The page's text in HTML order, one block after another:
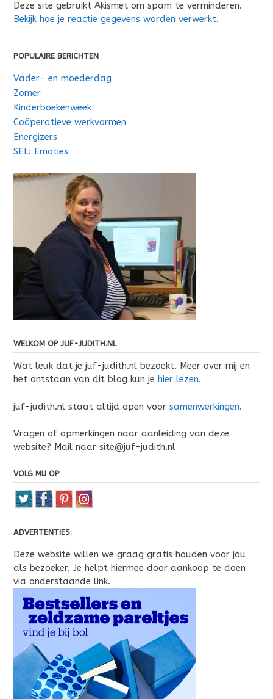
Deze site gebruikt Akismet om spam te verminderen.
Bekijk hoe je reactie gegevens worden verwerkt.
POPULAIRE BERICHTEN
Vader- en moederdag
Zomer
Kinderboekenweek
Coöperatieve werkvormen
Energizers
SEL: Emoties
WELKOM OP JUF-JUDITH.NL
Wat leuk dat je juf-judith.nl bezoekt. Meer over mij en
het ontstaan van dit blog kun je hier lezen.
juf-judith.nl staat altijd open voor samenwerkingen.
Vragen of opmerkingen naar aanleiding van deze
website? Mail naar site@juf-judith.nl
VOLG MIJ OP
ADVERTENTIES:
Deze website willen we graag gratis houden voor jou
als bezoeker. Je helpt hiermee door aankoop te doen
via onderstaande link.